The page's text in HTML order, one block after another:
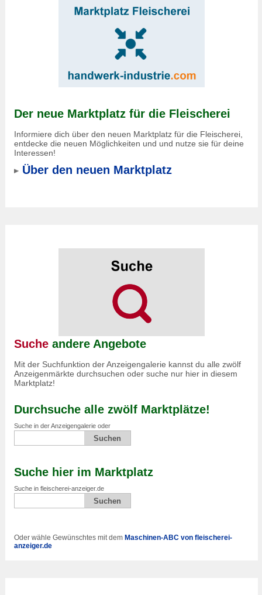
Der neue Marktplatz für die Fleischerei
Informiere dich über den neuen Marktplatz für die Fleischerei,
entdecke die neuen Möglichkeiten und und nutze sie für deine
Interessen!
Über den neuen Marktplatz
Suche andere Angebote
Mit der Suchfunktion der Anzeigengalerie kannst du alle zwölf
Anzeigenmärkte durchsuchen oder suche nur hier in diesem
Marktplatz!
Durchsuche alle zwölf Marktplätze!
Suche in der Anzeigengalerie oder
Suche hier im Marktplatz
Suche in fleischerei-anzeiger.de
Oder wähle Gewünschtes mit dem Maschinen-ABC von fleischerei-
anzeiger.de